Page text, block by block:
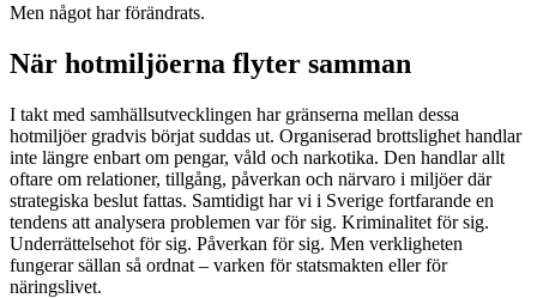
Men något har förändrats.
När hotmiljöerna flyter samman
I takt med samhällsutvecklingen har gränserna mellan dessa
hotmiljöer gradvis börjat suddas ut. Organiserad brottslighet handlar
inte längre enbart om pengar, våld och narkotika. Den handlar allt
oftare om relationer, tillgång, påverkan och närvaro i miljöer där
strategiska beslut fattas. Samtidigt har vi i Sverige fortfarande en
tendens att analysera problemen var för sig. Kriminalitet för sig.
Underrättelsehot för sig. Påverkan för sig. Men verkligheten
fungerar sällan så ordnat – varken för statsmakten eller för
näringslivet.